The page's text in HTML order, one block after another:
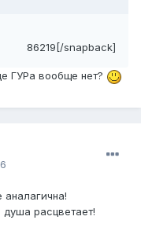
86219[/snapback]
ГУРа вообще нет?
расцветает!